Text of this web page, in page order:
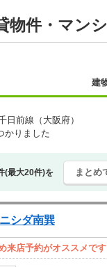
物件・マン
建
日前線（大阪府）
かりました
(最大20件)を まとめ
シダ南巽
来店予約がオススメです